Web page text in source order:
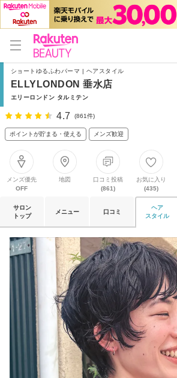
ショートゆるふわパーマ | ヘアスタイル
ELLYLONDON 垂水店
エリーロンドン タルミテン
4.7 (861件)
ポイントが貯まる・使える メンズ歓迎
メンズ優先
OFF
地図
口コミ投稿
(861)
お気に入り
(435)
サロン
トップ
メニュー 口コミ
ヘア
スタイル